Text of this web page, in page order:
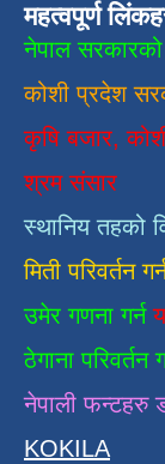
महत्वपूर्ण
नेपाल सरकारको
कोशी प्रदेश
कृषि बजार,
श्रम संसार
स्थानिय तहको
मिती परिवर्तन
उमेर गणना गर्न
ठेगाना परिवर्तन
नेपाली फन्टहरु
KOKILA